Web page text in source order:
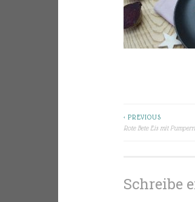
< PREVIOUS
Rote Bete Eis mit
Schreibe